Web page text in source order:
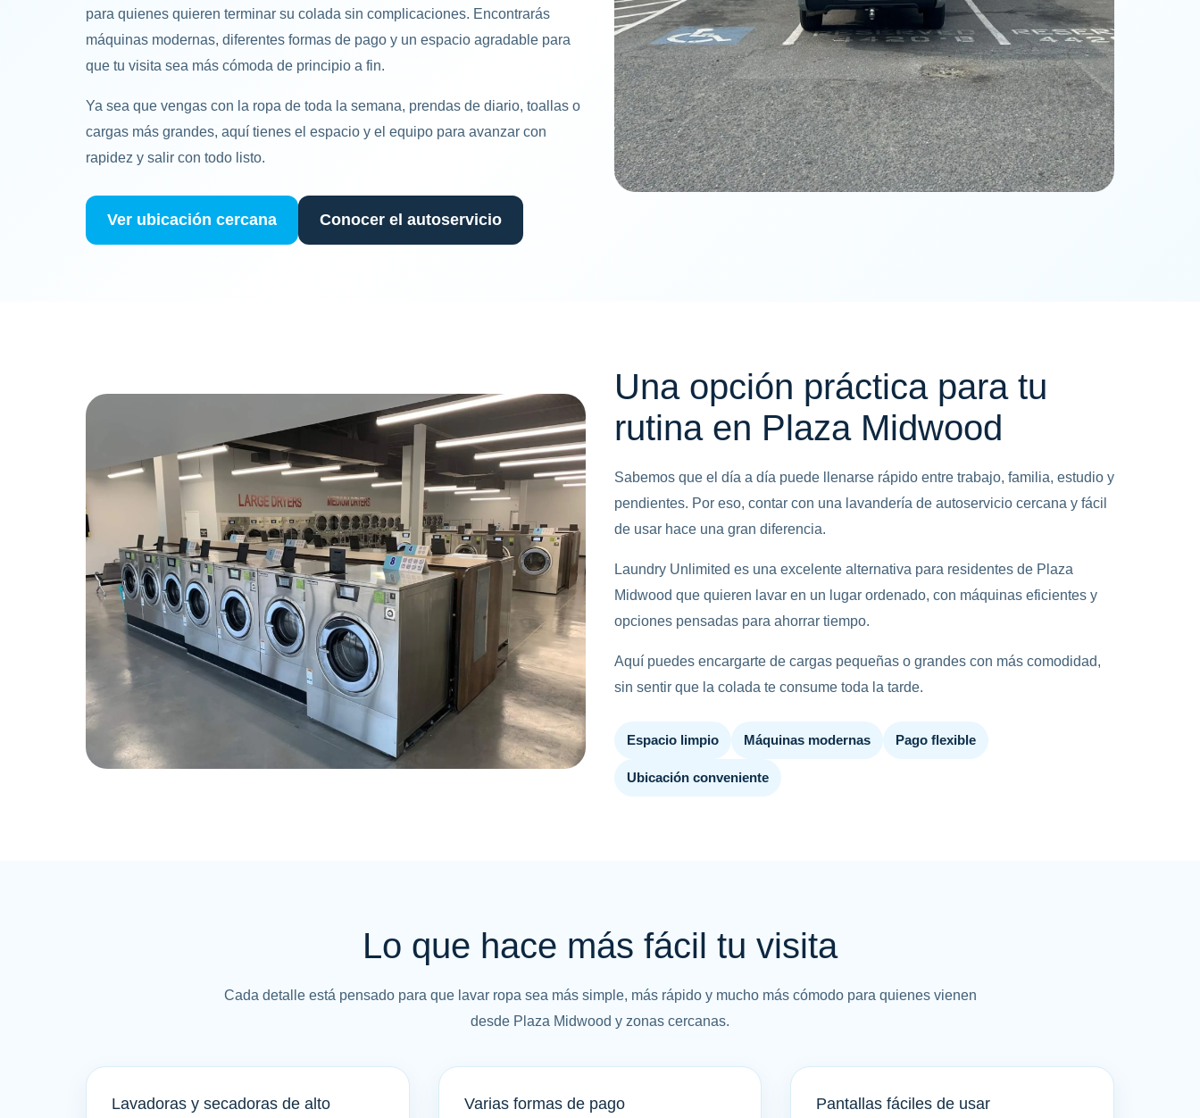
para quienes quieren terminar su colada sin complicaciones. Encontrarás
máquinas modernas, diferentes formas de pago y un espacio agradable para
que tu visita sea más cómoda de principio a fin.
Ya sea que vengas con la ropa de toda la semana, prendas de diario, toallas o
cargas más grandes, aquí tienes el espacio y el equipo para avanzar con
rapidez y salir con todo listo.
Ver ubicación cercana Conocer el autoservicio
Una opción práctica para tu
rutina en Plaza Midwood
Sabemos que el día a día puede llenarse rápido entre trabajo, familia, estudio y
pendientes. Por eso, contar con una lavandería de autoservicio cercana y fácil
de usar hace una gran diferencia.
Laundry Unlimited es una excelente alternativa para residentes de Plaza
Midwood que quieren lavar en un lugar ordenado, con máquinas eficientes y
opciones pensadas para ahorrar tiempo.
Aquí puedes encargarte de cargas pequeñas o grandes con más comodidad,
sin sentir que la colada te consume toda la tarde.
Espacio limpio Máquinas modernas Pago flexible
Ubicación conveniente
Lo que hace más fácil tu visita
Cada detalle está pensado para que lavar ropa sea más simple, más rápido y mucho más cómodo para quienes vienen
desde Plaza Midwood y zonas cercanas.
Lavadoras y secadoras de alto
Varias formas de pago Pantallas fáciles de usar